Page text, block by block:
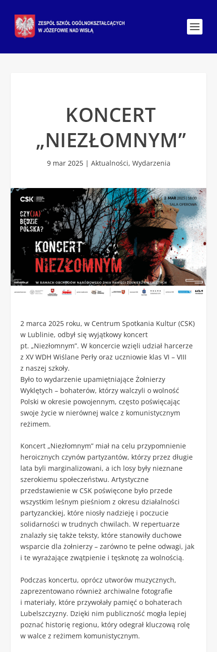
KONCERT
„NIEZŁOMNYM”
9 mar 2025| Aktualności, Wydarzenia
2 marca 2025 roku, w Centrum Spotkania Kultur (CSK)
w Lublinie, odbył się wyjątkowy koncert
pt. „Niezłomnym”. W koncercie wzięli udział harcerze
z XV WDH Wiślane Perły oraz uczniowie klas VI – VIII
z naszej szkoły.
Było to wydarzenie upamiętniające Żołnierzy
Wyklętych – bohaterów, którzy walczyli o wolność
Polski w okresie powojennym, często poświęcając
swoje życie w nierównej walce z komunistycznym
reżimem.
Koncert „Niezłomnym” miał na celu przypomnienie
heroicznych czynów partyzantów, którzy przez długie
lata byli marginalizowani, a ich losy były nieznane
szerokiemu społeczeństwu. Artystyczne
przedstawienie w CSK poświęcone było przede
wszystkim leśnym pieśniom z okresu działalności
partyzanckiej, które niosły nadzieję i poczucie
solidarności w trudnych chwilach. W repertuarze
znalazły się także teksty, które stanowiły duchowe
wsparcie dla żołnierzy – zarówno te pełne odwagi, jak
i te wyrażające zwątpienie i tęsknotę za wolnością.
Podczas koncertu, oprócz utworów muzycznych,
zaprezentowano również archiwalne fotografie
i materiały, które przywołały pamięć o bohaterach
Lubelszczyzny. Dzięki nim publiczność mogła lepiej
poznać historię regionu, który odegrał kluczową rolę
w walce z reżimem komunistycznym.